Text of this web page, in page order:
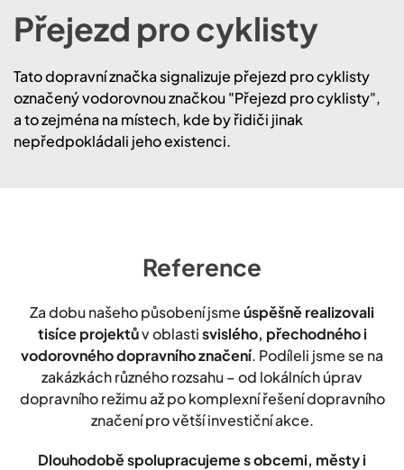
Přejezd pro cyklisty
Tato dopravní značka signalizuje přejezd pro cyklisty
označený vodorovnou značkou "Přejezd pro cyklisty",
a to zejména na místech, kde by řidiči jinak
nepředpokládali jeho existenci.
Reference
Za dobu našeho působení jsmeúspěšně realizovali
tisíce projektův oblastisvislého, přechodného i
vodorovného dopravního značení. Podíleli jsme se na
zakázkách různého rozsahu – od lokálních úprav
dopravního režimu až po komplexní řešení dopravního
značení pro větší investiční akce.
Dlouhodobě spolupracujeme s obcemi, městy i